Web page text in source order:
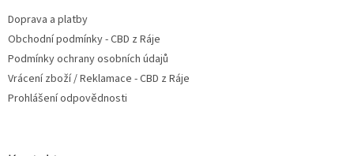
Doprava a platby
Obchodní podmínky - CBD z Ráje
Podmínky ochrany osobních údajů
Vrácení zboží / Reklamace - CBD z Ráje
Prohlášení odpovědnosti